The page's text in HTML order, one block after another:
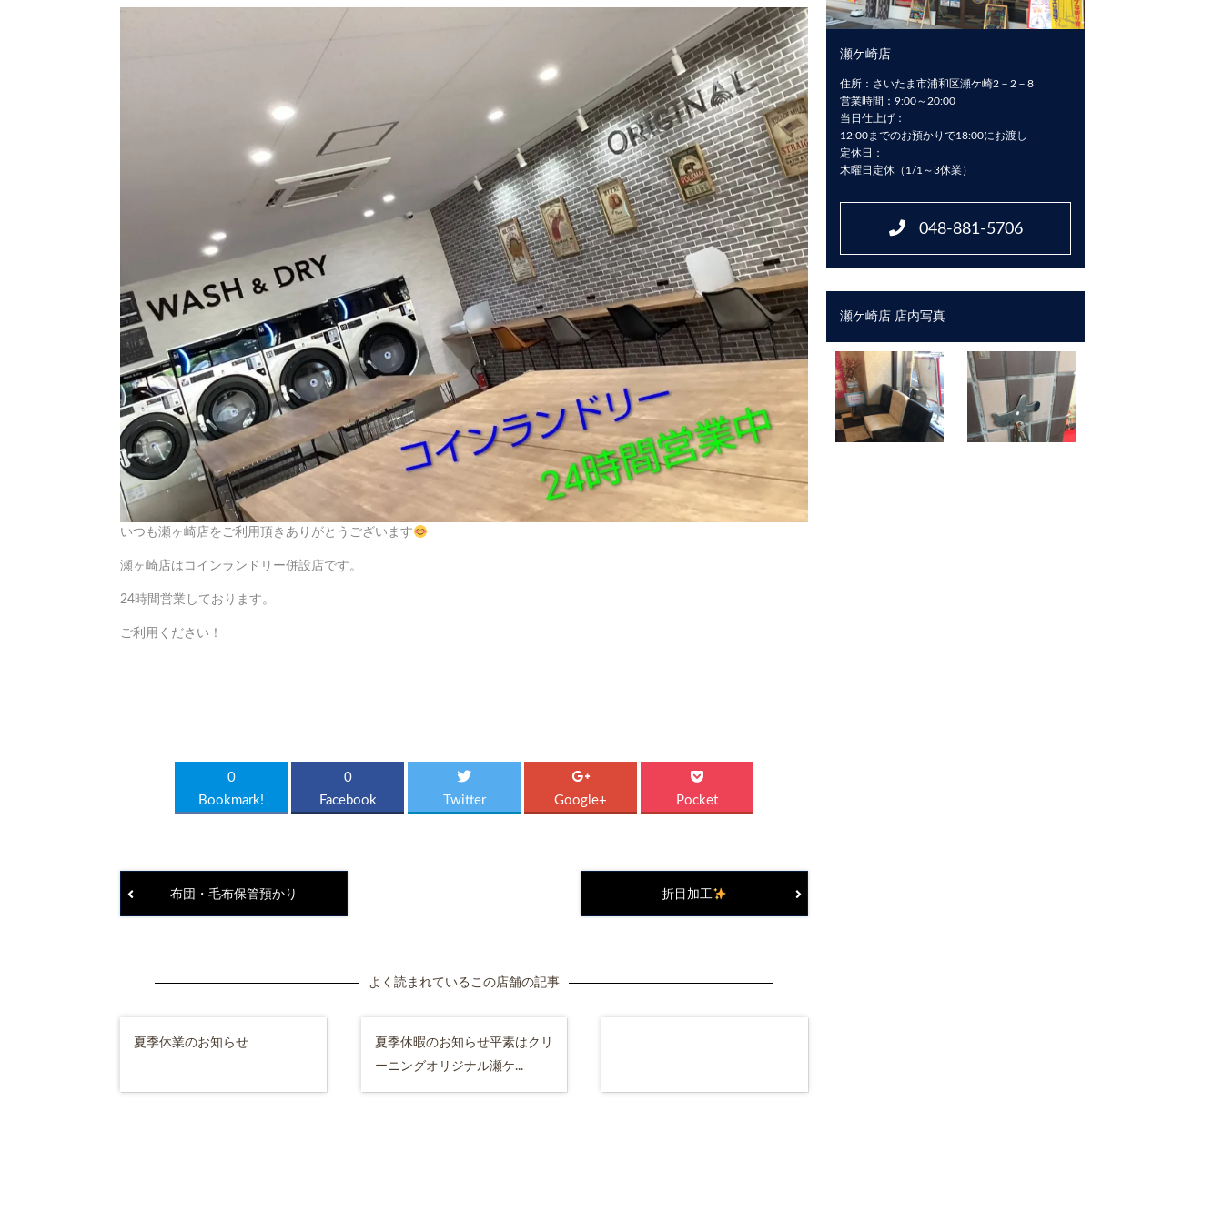
いつも瀬ヶ崎店をご利用頂きありがとうございます
瀬ヶ崎店はコインランドリー併設店です。
24時間営業しております。
ご利用ください！
0
Bookmark!
0
Facebook
Twitter Google+ Pocket
布団・毛布保管預かり 折目加工
よく読まれているこの店舗の記事
夏季休業のお知らせ
夏季休暇のお知らせ平素はクリ
ーニングオリジナル瀬ケ...
瀬ケ崎店
住所：さいたま市浦和区瀬ケ崎2－2－8
営業時間：9:00～20:00
当日仕上げ：
12:00までのお預かりで18:00にお渡し
定休日：
木曜日定休（1/1～3休業）
048-881-5706
瀬ケ崎店 店内写真